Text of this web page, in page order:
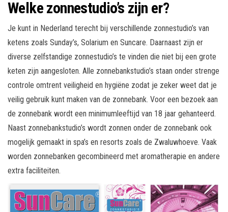
Welke zonnestudio’s zijn er?
Je kunt in Nederland terecht bij verschillende zonnestudio’s van
ketens zoals Sunday’s, Solarium en Suncare. Daarnaast zijn er
diverse zelfstandige zonnestudio’s te vinden die niet bij een grote
keten zijn aangesloten. Alle zonnebankstudio’s staan onder strenge
controle omtrent veiligheid en hygiëne zodat je zeker weet dat je
veilig gebruik kunt maken van de zonnebank. Voor een bezoek aan
de zonnebank wordt een minimumleeftijd van 18 jaar gehanteerd.
Naast zonnebankstudio’s wordt zonnen onder de zonnebank ook
mogelijk gemaakt in spa’s en resorts zoals de Zwaluwhoeve. Vaak
worden zonnebanken gecombineerd met aromatherapie en andere
extra faciliteiten.